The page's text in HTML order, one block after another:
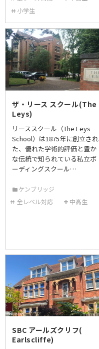
小学生
ザ・リース スクール(The
Leys)
リーススクール（The Leys
School）は1875年に創立され
た、優れた学術的評価と豊か
な伝統で知られている私立ボ
ーディングスクール…
ケンブリッジ
全レベル対応
中高生
SBC アールズクリフ(
Earlscliffe)